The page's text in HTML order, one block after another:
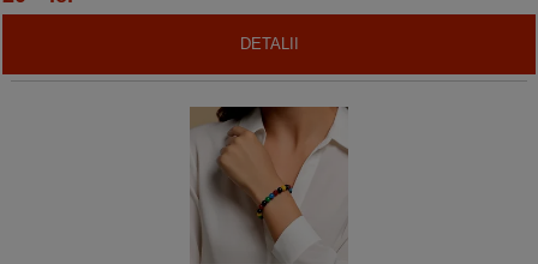
DETALII